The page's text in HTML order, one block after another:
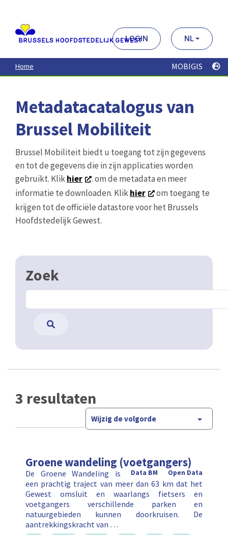
contenu
principal
LOGIN NL
Home MOBIGIS
Metadatacatalogus van
Brussel Mobiliteit
Brussel Mobiliteit biedt u toegang tot zijn gegevens
en tot de gegevens die in zijn applicaties worden
gebruikt. Klikhier
. om de metadata en meer
informatie te downloaden. Klikhier
om toegang te
krijgen tot de officiële datastore voor het Brussels
Hoofdstedelijk Gewest.
Zoek
3 resultaten
Wijzig de volgorde
Groene wandeling (voetgangers)
Open Data
Data BM
De Groene Wandeling is
een prachtig traject van meer dan 63 km dat het
Gewest omsluit en waarlangs fietsers en
voetgangers verschillende parken en
natuurgebieden kunnen doorkruisen. De
aantrekkingskracht van …